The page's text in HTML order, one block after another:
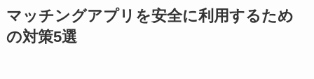
マッチングアプリを安全に利用するため
の対策5選